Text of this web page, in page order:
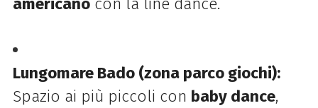
americanocon la line dance.
Lungomare Bado (zona parco giochi):
Spazio ai più piccoli con baby dance,